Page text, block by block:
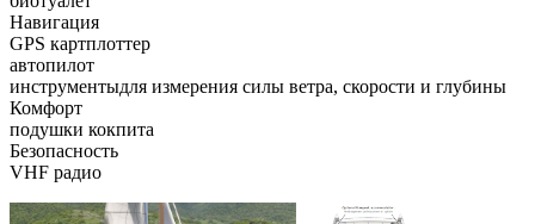
Навигация
GPS картплоттер
автопилот
инструментыдля измерения силы ветра, скорости и глубины
Комфорт
подушки кокпита
Безопасность
VHF радио